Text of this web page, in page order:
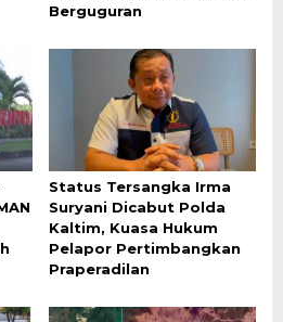
Berguguran
Status Tersangka Irma
Suryani Dicabut Polda
Kaltim, Kuasa Hukum
Pelapor Pertimbangkan
Praperadilan